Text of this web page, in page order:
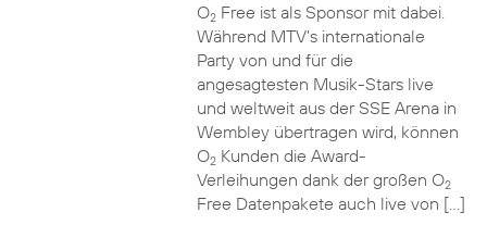
O2Free ist als Sponsor mit dabei.
Während MTV’s internationale
Party von und für die
angesagtesten Musik-Stars live
und weltweit aus der SSE Arena in
Wembley übertragen wird, können
O2Kunden die Award-
Verleihungen dank der großen O2
Free Datenpakete auch live von […]